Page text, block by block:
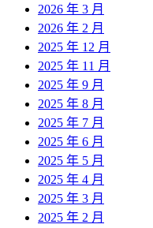
2026 年 3 月
2026 年 2 月
2025 年 12 月
2025 年 11 月
2025 年 9 月
2025 年 8 月
2025 年 7 月
2025 年 6 月
2025 年 5 月
2025 年 4 月
2025 年 3 月
2025 年 2 月